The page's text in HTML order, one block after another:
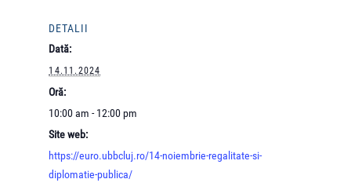
DETALII
Dată:
14.11.2024
Oră:
10:00 am - 12:00 pm
Site web:
https://euro.ubbcluj.ro/14-noiembrie-regalitate-si-
diplomatie-publica/